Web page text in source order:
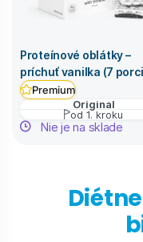
Proteínové oblátky –
príchuť vanilka (7
Premium
Original
od 1. kroku
Nie je na sklade